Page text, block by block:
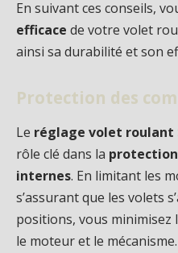
En suivant ces conseils,
efficace de votre volet
ainsi sa durabilité et son
Protection des
Le réglage volet roulant
rôle clé dans la
internes. En limitant les
s’assurant que les volets
positions, vous minimisez
le moteur et le